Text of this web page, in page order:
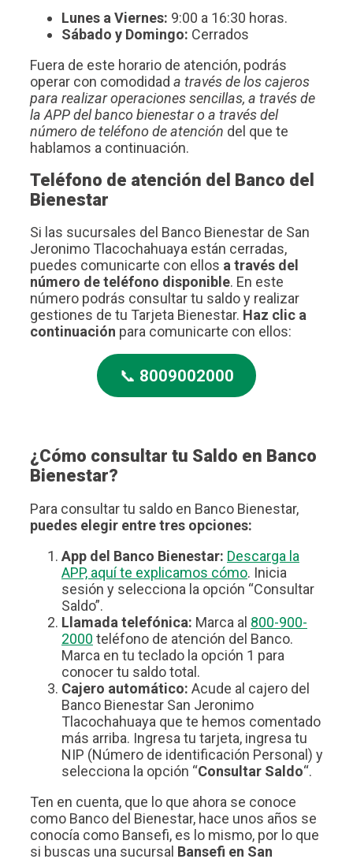
Lunes a Viernes: 9:00 a 16:30 horas.
Sábado y Domingo: Cerrados
Fuera de este horario de atención, podrás
operar con comodidad a través de los cajeros
para realizar operaciones sencillas, a través de
la APP del banco bienestar o a través del
número de teléfono de atención del que te
hablamos a continuación.
Teléfono de atención del Banco del
Bienestar
Si las sucursales del Banco Bienestar de San
Jeronimo Tlacochahuaya están cerradas,
puedes comunicarte con ellos a través del
número de teléfono disponible. En este
número podrás consultar tu saldo y realizar
gestiones de tu Tarjeta Bienestar. Haz clic a
continuación para comunicarte con ellos:
📞 8009002000
¿Cómo consultar tu Saldo en Banco
Bienestar?
Para consultar tu saldo en Banco Bienestar,
puedes elegir entre tres opciones:
App del Banco Bienestar: Descarga la
APP, aquí te explicamos cómo. Inicia
sesión y selecciona la opción “Consultar
Saldo”.
Llamada telefónica: Marca al 800-900-
2000 teléfono de atención del Banco.
Marca en tu teclado la opción 1 para
conocer tu saldo total.
Cajero automático: Acude al cajero del
Banco Bienestar San Jeronimo
Tlacochahuaya que te hemos comentado
más arriba. Ingresa tu tarjeta, ingresa tu
NIP (Número de identificación Personal) y
selecciona la opción “Consultar Saldo“.
Ten en cuenta, que lo que ahora se conoce
como Banco del Bienestar, hace unos años se
conocía como Bansefi, es lo mismo, por lo que
si buscas una sucursal Bansefi en San